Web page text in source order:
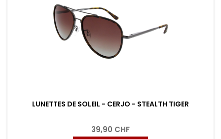
LUNETTES DE SOLEIL - CERJO - STEALTH TIGER
39,90 CHF